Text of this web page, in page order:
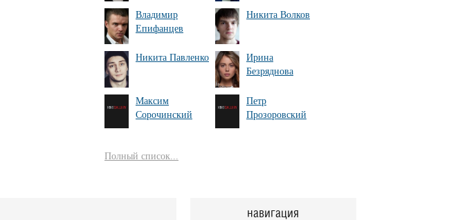
Владимир
Епифанцев
Никита Волков
Никита Павленко
Ирина
Безряднова
Максим
Сорочинский
Петр
Прозоровский
Полный список...
навигация